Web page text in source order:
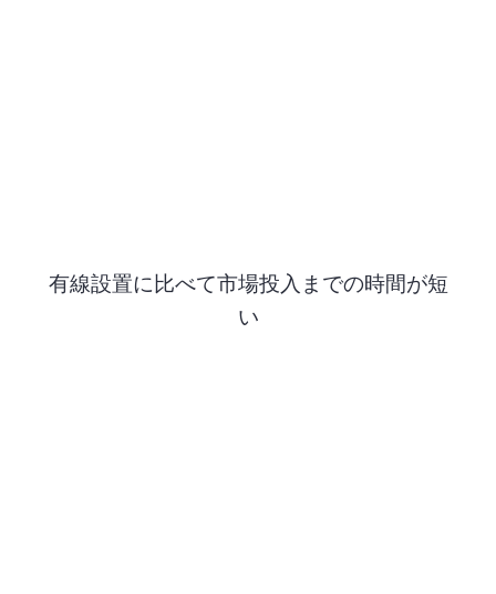
有線設置に比べて市場投入までの時間が短
い